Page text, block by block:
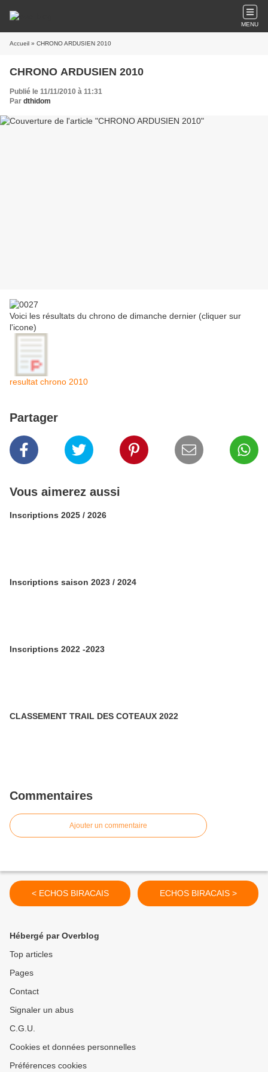
MENU
Accueil » CHRONO ARDUSIEN 2010
CHRONO ARDUSIEN 2010
Publié le 11/11/2010 à 11:31
Par dthidom
Voici les résultats du chrono de dimanche dernier (cliquer sur
l'icone)
resultat chrono 2010
Partager
Vous aimerez aussi
Inscriptions 2025 / 2026
Inscriptions saison 2023 / 2024
Inscriptions 2022 -2023
CLASSEMENT TRAIL DES COTEAUX 2022
Commentaires
Ajouter un commentaire
< ECHOS BIRACAIS ECHOS BIRACAIS >
Hébergé par Overblog
Top articles
Pages
Contact
Signaler un abus
C.G.U.
Cookies et données personnelles
Préférences cookies